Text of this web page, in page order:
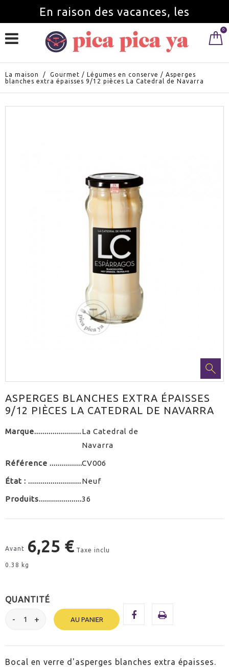
En raison des vacances, les
commandes seront servies à partir du 0
La maison / Gourmet / Légumes en conserve / Asperges
blanches extra épaisses 9/12 pièces La Catedral de Navarra
ASPERGES BLANCHES EXTRA ÉPAISSES
9/12 PIÈCES LA CATEDRAL DE NAVARRA
Marque
La Catedral de
Navarra
Référence CV006
État : Neuf
Produits 36
Avant 6,25 € Taxe inclu
0.38 kg
QUANTITÉ
AU PANIER
Bocal en verre d'asperges blanches extra épaisses.